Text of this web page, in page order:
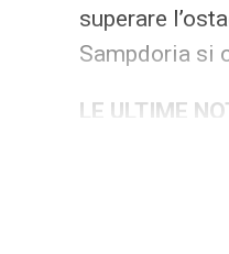
superare
Sampdoria si
LE ULTIME